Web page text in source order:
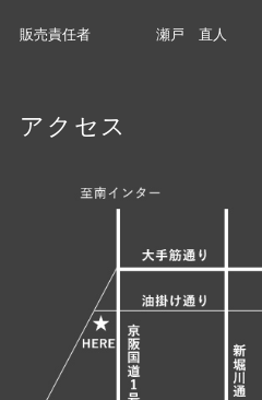
販売責任者 瀬戸 直人
アクセス